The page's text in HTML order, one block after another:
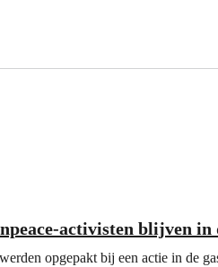
activisten blijven in
opgepakt bij een actie in de